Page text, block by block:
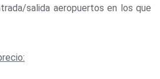
salida aeropuertos en los que